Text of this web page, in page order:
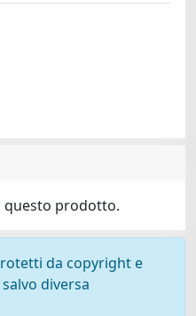
questo prodotto.
da copyright e
diversa